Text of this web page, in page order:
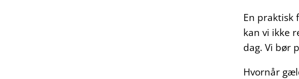
En praktisk
kan vi ikke
dag. Vi bør
Hvornår